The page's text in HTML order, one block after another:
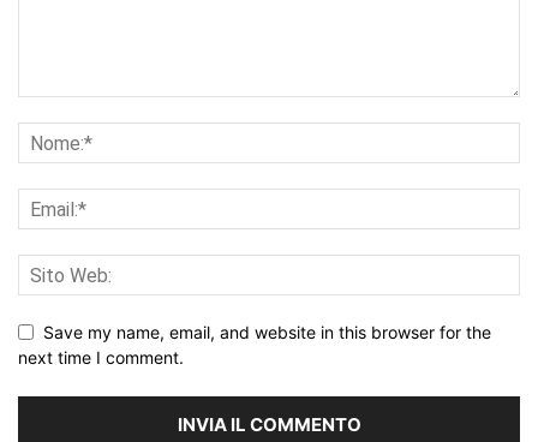
Save my name, email, and website in this browser for the
next time I comment.